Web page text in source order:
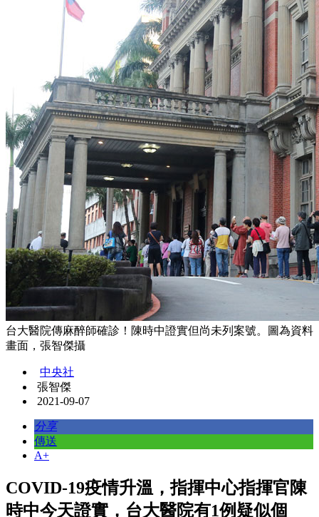
台大醫院傳麻醉師確診！陳時中證實但尚未列案號。圖為資料
畫面，張智傑攝
中央社
張智傑
2021-09-07
分享
傳送
A+
COVID-19疫情升溫，指揮中心指揮官陳
時中今天證實，台大醫院有1例疑似個